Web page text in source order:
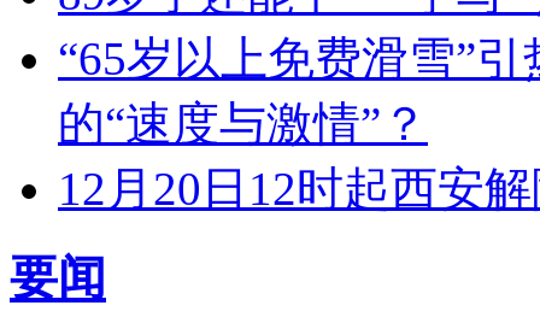
“65岁以上免费滑雪”
的“速度与激情”？
12月20日12时起西安
要闻